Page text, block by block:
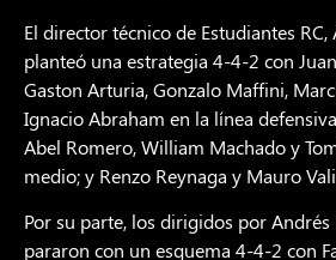
El director técnico de Estudiantes RC,
planteó una estrategia 4-4-2 con
Gaston Arturia, Gonzalo Maffini,
Ignacio Abraham en la línea
Abel Romero, William Machado y
medio; y Renzo Reynaga y Mauro
Por su parte, los dirigidos por
pararon con un esquema 4-4-2 con